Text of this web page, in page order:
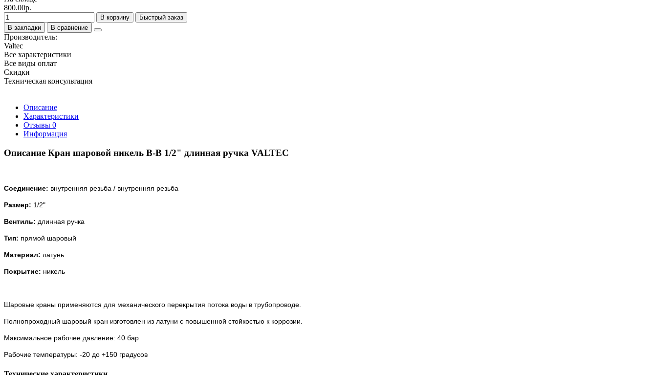
800.00р.
В корзину
Быстрый заказ
В закладки
В сравнение
Производитель:
Valtec
Все характеристики
Все виды оплат
Скидки
Техническая консультация
Описание
Характеристики
Отзывы 0
Информация
Описание Кран шаровой никель В-В 1/2" длинная ручка VALTEC
Соединение: внутренняя резьба / внутренняя резьба
Размер: 1/2"
Вентиль: длинная ручка
Тип: прямой шаровый
Материал: латунь
Покрытие: никель
Шаровые краны применяются для механического перекрытия потока воды в трубопроводе.
Полнопроходный шаровый кран изготовлен из латуни с повышенной стойкостью к коррозии.
Максимальное рабочее давление: 40 бар
Рабочие температуры: -20 до +150 градусов